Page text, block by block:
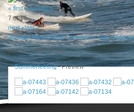
« first « previous
7 of 17
next »last »
Zurueck View Latest Comments View
Item ID: a-07375.jpg
Summerfeeling - Preview